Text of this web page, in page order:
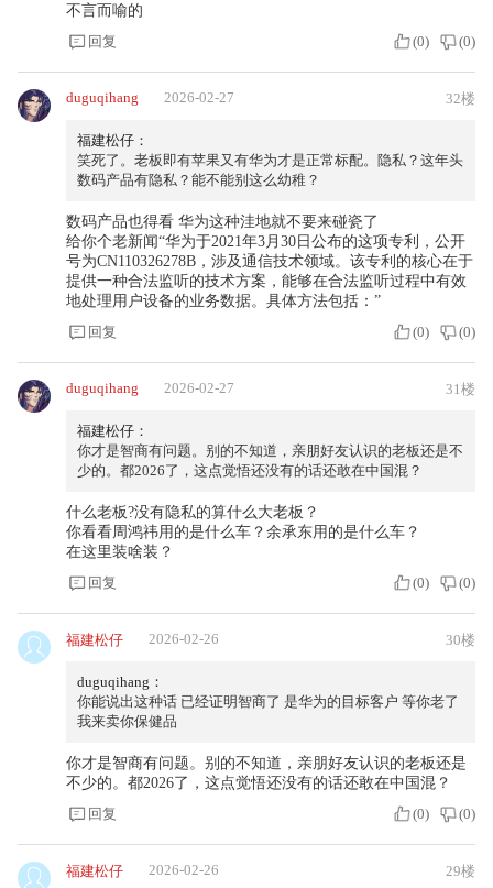
不言而喻的
回复
(0) (0)
duguqihang 2026-02-27 32楼
福建松仔：
笑死了。老板即有苹果又有华为才是正常标配。隐私？这年头
数码产品有隐私？能不能别这么幼稚？
数码产品也得看 华为这种洼地就不要来碰瓷了
给你个老新闻“华为于2021年3月30日公布的这项专利，公开
号为CN110326278B，涉及通信技术领域。该专利的核心在于
提供一种合法监听的技术方案，能够在合法监听过程中有效
地处理用户设备的业务数据。具体方法包括：”
回复
(0) (0)
duguqihang 2026-02-27 31楼
福建松仔：
你才是智商有问题。别的不知道，亲朋好友认识的老板还是不
少的。都2026了，这点觉悟还没有的话还敢在中国混？
什么老板?没有隐私的算什么大老板？
你看看周鸿祎用的是什么车？余承东用的是什么车？
在这里装啥装？
回复
(0) (0)
福建松仔 2026-02-26 30楼
duguqihang：
你能说出这种话 已经证明智商了 是华为的目标客户 等你老了
我来卖你保健品
你才是智商有问题。别的不知道，亲朋好友认识的老板还是
不少的。都2026了，这点觉悟还没有的话还敢在中国混？
回复
(0) (0)
福建松仔 2026-02-26 29楼